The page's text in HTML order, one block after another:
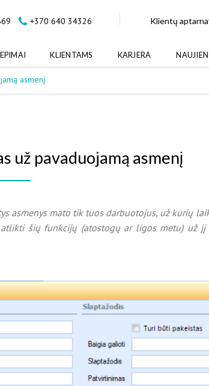
+370 640 34326 Klientų
KLIENTAMS KARJERA
asmenį
už pavaduojamą asmenį
asmenys mato tik tuos darbuotojus, už kurių
šių funkcijų (atostogų ar ligos metu) už jį